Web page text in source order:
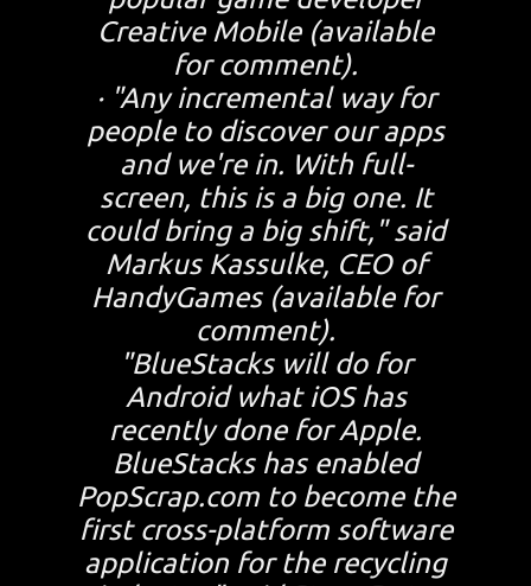
Creative Mobile (available
for comment).
· "Any incremental way for
people to discover our apps
and we're in. With full-
screen, this is a big one. It
could bring a big shift," said
Markus Kassulke, CEO of
HandyGames (available for
comment).
"BlueStacks will do for
Android what iOS has
recently done for Apple.
BlueStacks has enabled
PopScrap.com to become the
first cross-platform software
application for the recycling